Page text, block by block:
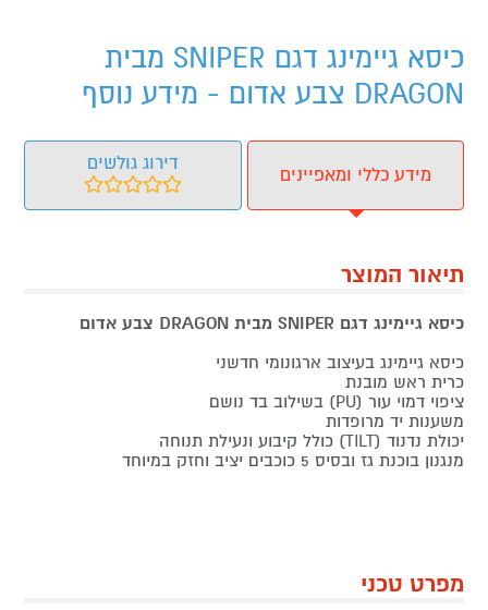
כיסא גיימינג דגם SNIPER מבית
DRAGON צבע אדום - מידע נוסף
מידע כללי ומאפיינים
דירוג גולשים
תיאור המוצר
כיסא גיימינג דגם SNIPER מבית DRAGON צבע אדום
כיסא גיימינג בעיצוב ארגונומי חדשני
כרית ראש מובנת
ציפוי דמוי עור (PU) בשילוב בד נושם
משענות יד מרופדות
יכולת נדנוד (TILT) כולל קיבוע ונעילת תנוחה
מנגנון בוכנת גז ובסיס 5 כוכבים יציב וחזק במיוחד
מפרט טכני